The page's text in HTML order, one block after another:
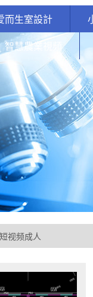
而生室設計
智慧農業視頻
视频成人